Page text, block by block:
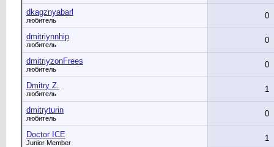
dkagznyabarl
любитель 0
dmitriynnhip
любитель 0
dmitriyzonFrees
любитель 0
Dmitry Z.
любитель 1
dmitryturin
любитель 0
Doctor ICE
Junior Member 1